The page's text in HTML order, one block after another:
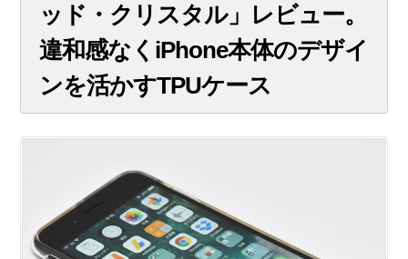
ッド・クリスタル」レビュー。
違和感なくiPhone本体のデザイ
ンを活かすTPUケース